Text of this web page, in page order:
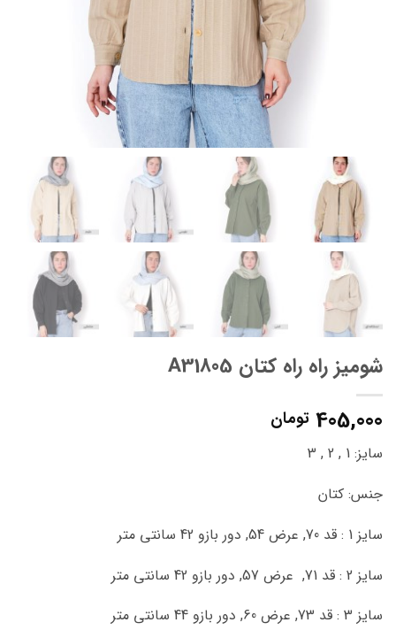
شومیز راه راه کتان A31805
405,000 تومان
سایز: 1 , 2 , 3
جنس: کتان
سایز 1 : قد 70, عرض 54, دور بازو 42 سانتی متر
سایز 2 : قد 71, عرض 57, دور بازو 42 سانتی متر
سایز 3 : قد 73, عرض 60, دور بازو 44 سانتی متر